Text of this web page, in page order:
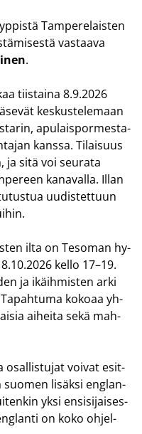
Tam­pe­re­lais­ten
vas­taa­va
.
tiis­tai­na 8.9.2026
kes­kus­te­le­maan
apu­lais­por­mes­ta­
kans­sa. Ti­lai­suus
ja sitä voi seu­ra­ta
ka­na­val­la. Illan
uu­dis­tet­tuun
ilta on Te­so­man hy­
kello 17–19.
ja ikäih­mis­ten arki
ko­ko­aa yh­
ai­hei­ta sekä mah­
osal­lis­tu­jat voi­vat esit­
suo­men li­säk­si englan­
yksi en­si­si­jai­ses­
on koko oh­jel­